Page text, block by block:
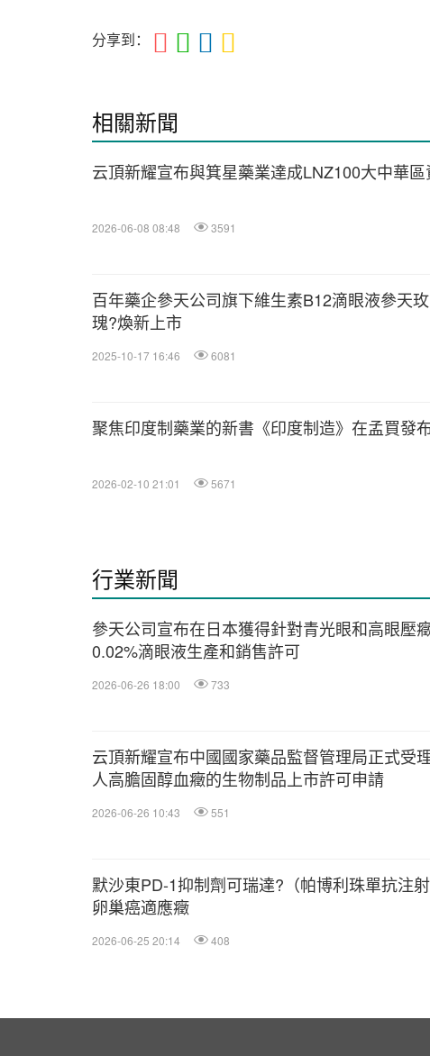
分享到：
相關新聞
云頂新耀宣布與箕星藥業達成LNZ100大中華
2026-06-08 08:48 3591
百年藥企參天公司旗下維生素B12滴眼液參天玫
瑰?煥新上市
2025-10-17 16:46 6081
聚焦印度制藥業的新書《印度制造》在孟買發
2026-02-10 21:01 5671
行業新聞
參天公司宣布在日本獲得針對青光眼和高眼壓
0.02%滴眼液生產和銷售許可
2026-06-26 18:00 733
云頂新耀宣布中國國家藥品監督管理局正式受
人高膽固醇血癥的生物制品上市許可申請
2026-06-26 10:43 551
默沙東PD-1抑制劑可瑞達?（帕博利珠單抗注
卵巢癌適應癥
2026-06-25 20:14 408